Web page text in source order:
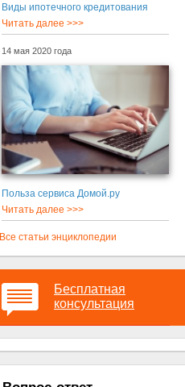
Виды ипотечного кредитования
Читать далее >>>
14 мая 2020 года
Польза сервиса Домой.ру
Читать далее >>>
Все статьи энциклопедии
Бесплатная
консультация